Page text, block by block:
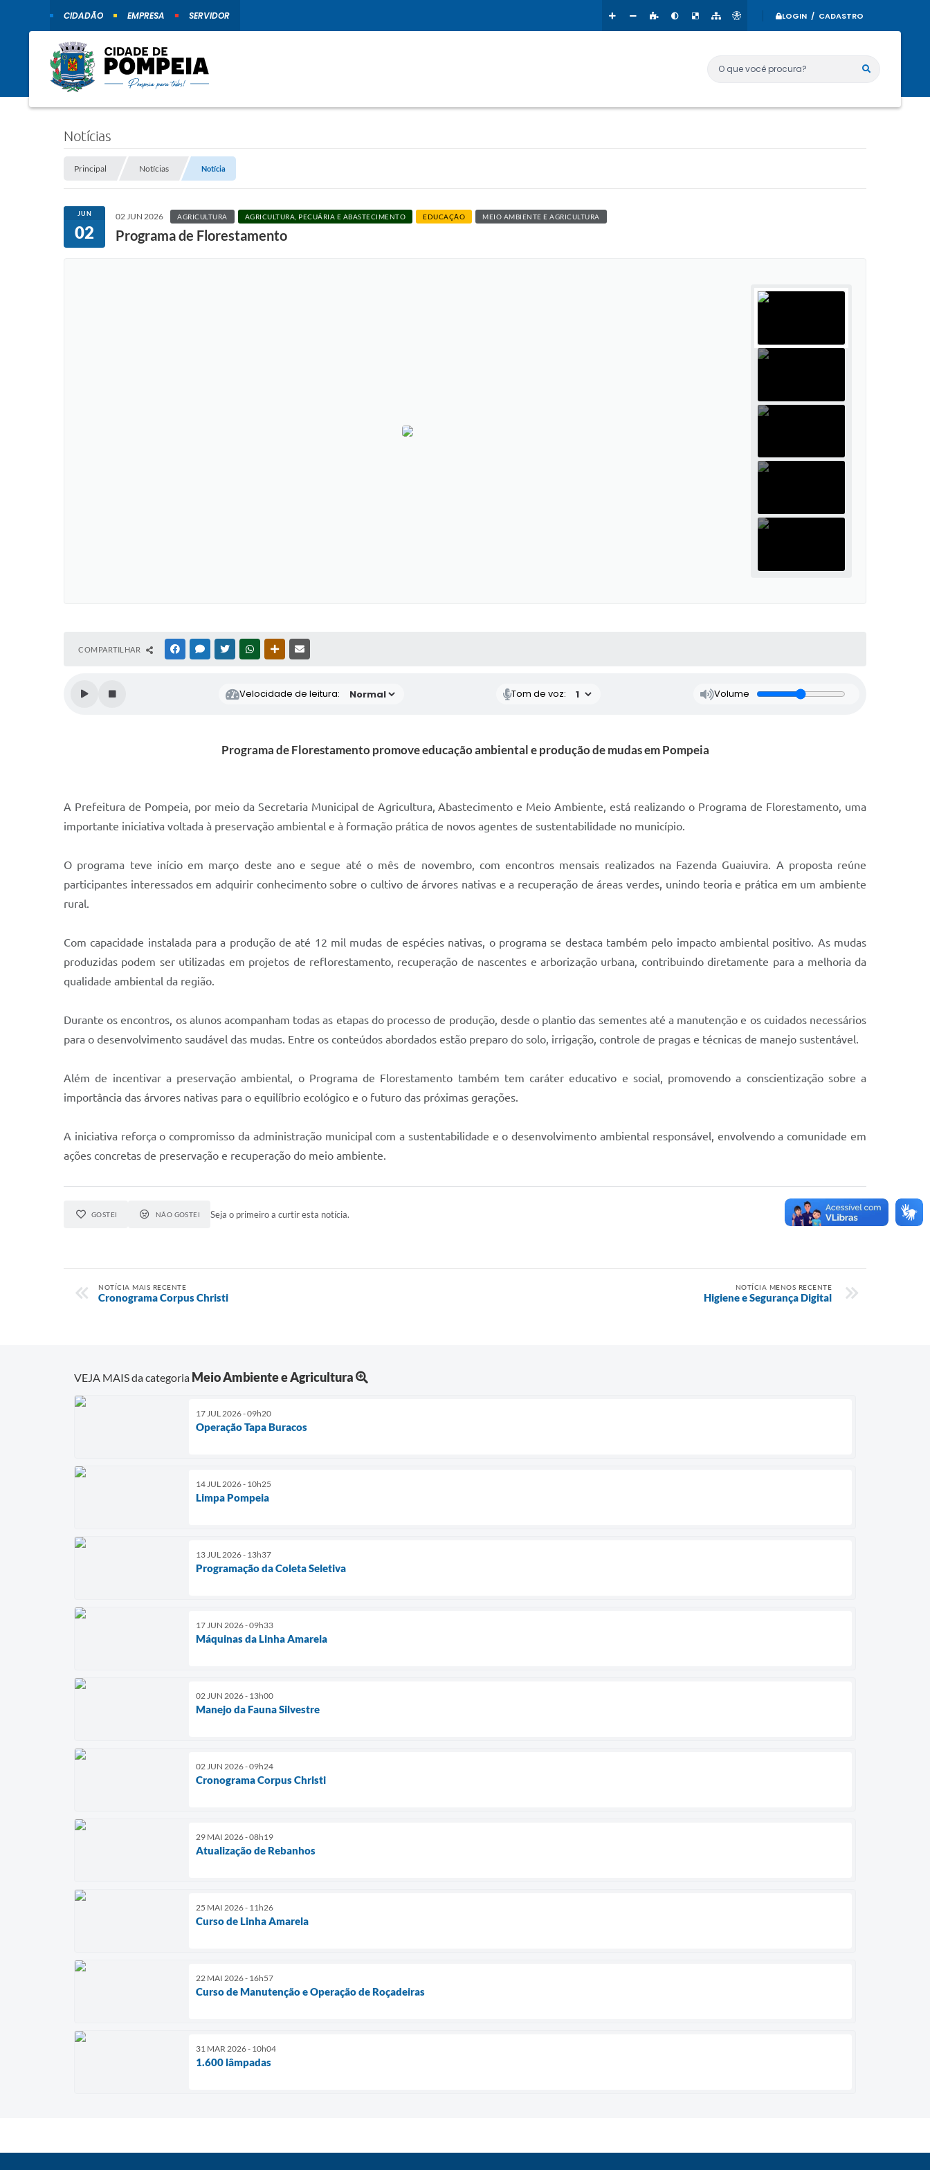
LOGIN / CADASTRO
CIDADÃO EMPRESA SERVIDOR
O que você procura?
Notícias
Principal Notícias Notícia
JUN
02
02 JUN 2026 AGRICULTURA AGRICULTURA, PECUÁRIA E ABASTECIMENTO EDUCAÇÃO MEIO AMBIENTE E AGRICULTURA
Programa de Florestamento
COMPARTILHAR FACEBOOKMESSENGER
TWITTERWHATSAPPOUTRAS MÍDIAS
Velocidade de leitura: Tom de voz: Volume
Programa de Florestamento promove educação ambiental e produção de mudas em Pompeia
A Prefeitura de Pompeia, por meio da Secretaria Municipal de Agricultura, Abastecimento e Meio Ambiente, está realizando o Programa de Florestamento, uma
importante iniciativa voltada à preservação ambiental e à formação prática de novos agentes de sustentabilidade no município.
O programa teve início em março deste ano e segue até o mês de novembro, com encontros mensais realizados na Fazenda Guaiuvira. A proposta reúne
participantes interessados em adquirir conhecimento sobre o cultivo de árvores nativas e a recuperação de áreas verdes, unindo teoria e prática em um ambiente
rural.
Com capacidade instalada para a produção de até 12 mil mudas de espécies nativas, o programa se destaca também pelo impacto ambiental positivo. As mudas
produzidas podem ser utilizadas em projetos de reflorestamento, recuperação de nascentes e arborização urbana, contribuindo diretamente para a melhoria da
qualidade ambiental da região.
Durante os encontros, os alunos acompanham todas as etapas do processo de produção, desde o plantio das sementes até a manutenção e os cuidados necessários
para o desenvolvimento saudável das mudas. Entre os conteúdos abordados estão preparo do solo, irrigação, controle de pragas e técnicas de manejo sustentável.
Além de incentivar a preservação ambiental, o Programa de Florestamento também tem caráter educativo e social, promovendo a conscientização sobre a
importância das árvores nativas para o equilíbrio ecológico e o futuro das próximas gerações.
A iniciativa reforça o compromisso da administração municipal com a sustentabilidade e o desenvolvimento ambiental responsável, envolvendo a comunidade em
ações concretas de preservação e recuperação do meio ambiente.
GOSTEI NÃO GOSTEI Seja o primeiro a curtir esta notícia.
NOTÍCIA MAIS RECENTE
Cronograma Corpus Christi
NOTÍCIA MENOS RECENTE
Higiene e Segurança Digital
VEJA MAIS da categoria Meio Ambiente e Agricultura
17 JUL 2026 - 09h20
Operação Tapa Buracos
14 JUL 2026 - 10h25
Limpa Pompeia
13 JUL 2026 - 13h37
Programação da Coleta Seletiva
17 JUN 2026 - 09h33
Máquinas da Linha Amarela
02 JUN 2026 - 13h00
Manejo da Fauna Silvestre
02 JUN 2026 - 09h24
Cronograma Corpus Christi
29 MAI 2026 - 08h19
Atualização de Rebanhos
25 MAI 2026 - 11h26
Curso de Linha Amarela
22 MAI 2026 - 16h57
Curso de Manutenção e Operação de Roçadeiras
31 MAR 2026 - 10h04
1.600 lâmpadas